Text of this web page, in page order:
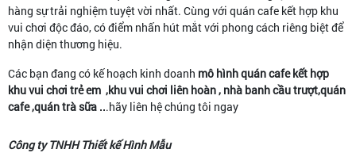
hàng sự trải nghiệm tuyệt vời nhất. Cùng với quán cafe kết hợp khu
vui chơi độc đáo, có điểm nhấn hút mắt với phong cách riêng biệt để
nhận diện thương hiệu.
Các bạn đang có kế hoạch kinh doanh mô hìnhquán cafe kết hợp
khu vui chơi trẻ em ,khu vui chơi liên hoàn , nhà banh cầu trượt,quán
cafe ,quán trà sữa ...hãy liên hệ chúng tôi ngay
Công ty TNHH Thiết kế Hình Mẫu